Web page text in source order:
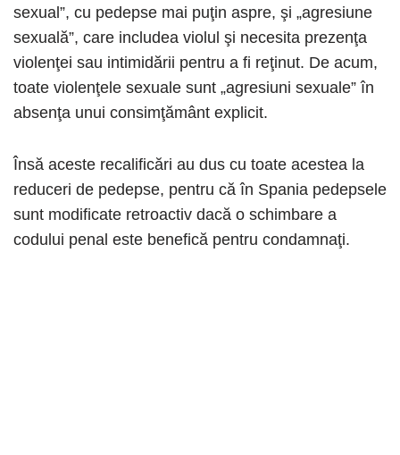
sexual”, cu pedepse mai puţin aspre, şi „agresiune
sexuală”, care includea violul şi necesita prezenţa
violenţei sau intimidării pentru a fi reţinut. De acum,
toate violenţele sexuale sunt „agresiuni sexuale” în
absenţa unui consimţământ explicit.
Însă aceste recalificări au dus cu toate acestea la
reduceri de pedepse, pentru că în Spania pedepsele
sunt modificate retroactiv dacă o schimbare a
codului penal este benefică pentru condamnaţi.